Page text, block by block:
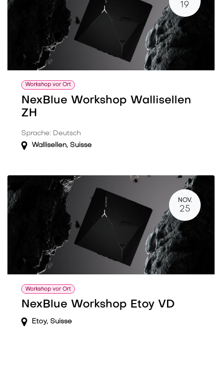
19
Workshop vor Ort
NexBlue Workshop Wallisellen
ZH
Sprache: Deutsch
Wallisellen, Suisse
NOV.
25
Workshop vor Ort
NexBlue Workshop Etoy VD
Etoy, Suisse